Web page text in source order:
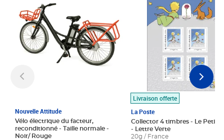
Nouvelle Attitude
Vélo électrique du facteur,
reconditionné - Taille normale -
Noir/ Rouge
Livraison offerte
La Poste
Collector 4 timbres - Le Petit
- Lettre Verte
20g / France